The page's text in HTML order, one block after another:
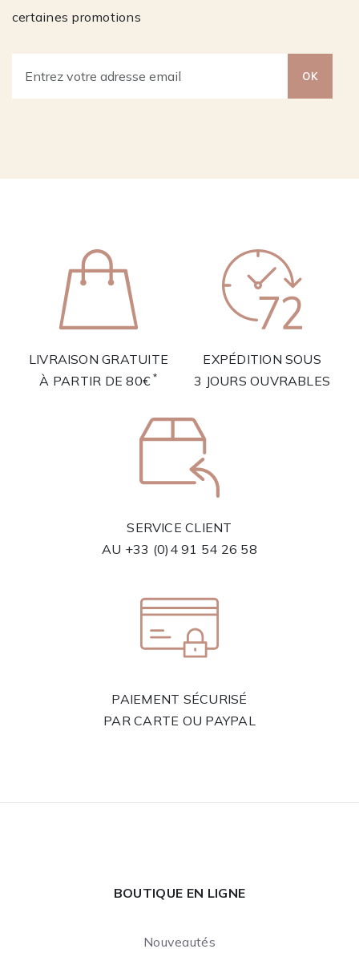
certaines promotions
OK
LIVRAISON GRATUITE
À PARTIR DE 80€ *
EXPÉDITION SOUS
3 JOURS OUVRABLES
SERVICE CLIENT
AU +33 (0)4 91 54 26 58
PAIEMENT SÉCURISÉ
PAR CARTE OU PAYPAL
BOUTIQUE EN LIGNE
Nouveautés